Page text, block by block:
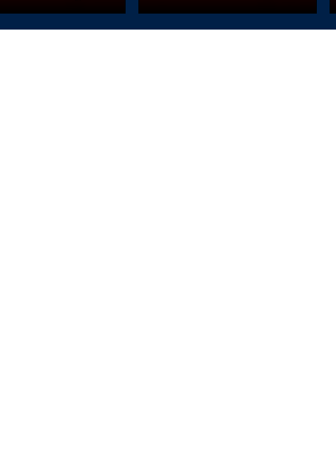
बस अडकली...